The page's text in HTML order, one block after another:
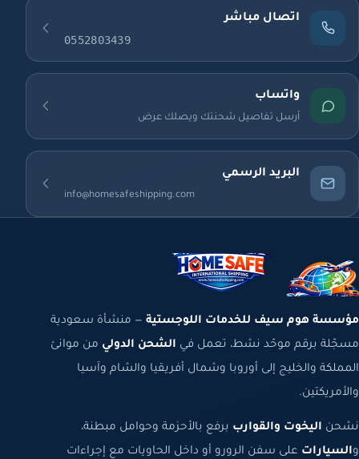
اتصال مباشر
0552803439
واتساب
أرسل تفاصيل شحنتك ويصلك عرض
البريد الرسمي
info@homesafeshipping.com
مؤسسة هوم سيف للخدمات اللوجستية — منشأة سعودية
مسجّلة برقم موحّد نشط، تعمل في الشحن الدولي من موانئ
المملكة والخليج إلى أوروبا وشمال أفريقيا والشام وآسيا
والأمريكتين.
نشحن اليخوت والقوارب برفع بالأحزمة وحوامل مبطنة،
والسيارات على سفن الرورو أو داخل الحاويات مع إجراءات